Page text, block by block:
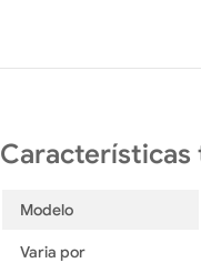
Modelo
Varia por